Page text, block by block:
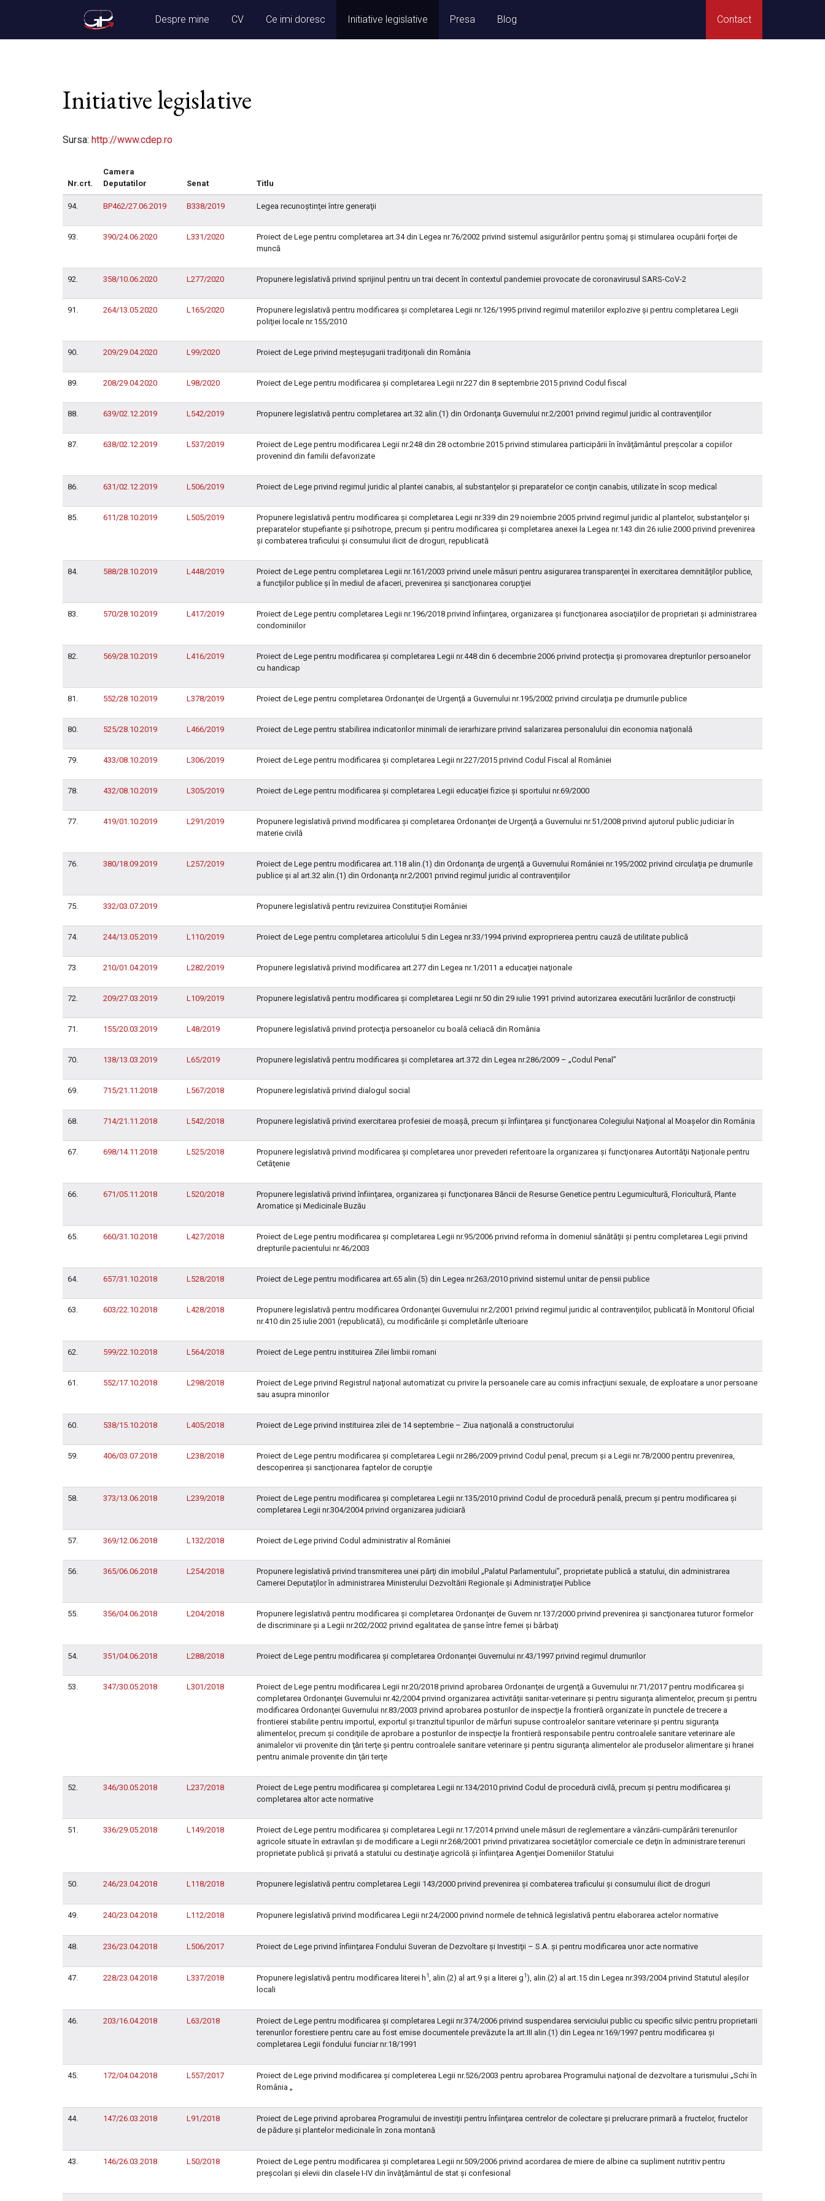
Despre mine CV Ce imi doresc Initiative legislative Presa Blog Contact
Initiative legislative
Sursa: http://www.cdep.ro
Nr.crt.
Camera
Deputatilor
Senat Titlu
94. BP462/27.06.2019 B338/2019 Legea recunoştinţei între generaţii
93. 390/24.06.2020 L331/2020
Proiect de Lege pentru completarea art.34 din Legea nr.76/2002 privind sistemul asigurărilor pentru şomaj şi stimularea ocupării forţei de
muncă
92. 358/10.06.2020 L277/2020 Propunere legislativă privind sprijinul pentru un trai decent în contextul pandemiei provocate de coronavirusul SARS-CoV-2
91. 264/13.05.2020 L165/2020
Propunere legislativă pentru modificarea şi completarea Legii nr.126/1995 privind regimul materiilor explozive şi pentru completarea Legii
poliţiei locale nr.155/2010
90. 209/29.04.2020 L99/2020 Proiect de Lege privind meşteşugarii tradiţionali din România
89. 208/29.04.2020 L98/2020 Proiect de Lege pentru modificarea şi completarea Legii nr.227 din 8 septembrie 2015 privind Codul fiscal
88. 639/02.12.2019 L542/2019 Propunere legislativă pentru completarea art.32 alin.(1) din Ordonanţa Guvernului nr.2/2001 privind regimul juridic al contravenţiilor
87. 638/02.12.2019 L537/2019
Proiect de Lege pentru modificarea Legii nr.248 din 28 octombrie 2015 privind stimularea participării în învăţământul preşcolar a copiilor
provenind din familii defavorizate
86. 631/02.12.2019 L506/2019 Proiect de Lege privind regimul juridic al plantei canabis, al substanţelor şi preparatelor ce conţin canabis, utilizate în scop medical
85. 611/28.10.2019 L505/2019
Propunere legislativă pentru modificarea şi completarea Legii nr.339 din 29 noiembrie 2005 privind regimul juridic al plantelor, substanţelor şi
preparatelor stupefiante şi psihotrope, precum şi pentru modificarea şi completarea anexei la Legea nr.143 din 26 iulie 2000 privind prevenirea
şi combaterea traficului şi consumului ilicit de droguri, republicată
84. 588/28.10.2019 L448/2019
Proiect de Lege pentru completarea Legii nr.161/2003 privind unele măsuri pentru asigurarea transparenţei în exercitarea demnităţilor publice,
a funcţiilor publice şi în mediul de afaceri, prevenirea şi sancţionarea corupţiei
83. 570/28.10.2019 L417/2019
Proiect de Lege pentru completarea Legii nr.196/2018 privind înfiinţarea, organizarea şi funcţionarea asociaţiilor de proprietari şi administrarea
condominiilor
82. 569/28.10.2019 L416/2019
Proiect de Lege pentru modificarea şi completarea Legii nr.448 din 6 decembrie 2006 privind protecţia şi promovarea drepturilor persoanelor
cu handicap
81. 552/28.10.2019 L378/2019 Proiect de Lege pentru completarea Ordonanţei de Urgenţă a Guvernului nr.195/2002 privind circulaţia pe drumurile publice
80. 525/28.10.2019 L466/2019 Proiect de Lege pentru stabilirea indicatorilor minimali de ierarhizare privind salarizarea personalului din economia naţională
79. 433/08.10.2019 L306/2019 Proiect de Lege pentru modificarea şi completarea Legii nr.227/2015 privind Codul Fiscal al României
78. 432/08.10.2019 L305/2019 Proiect de Lege pentru modificarea şi completarea Legii educaţiei fizice şi sportului nr.69/2000
77. 419/01.10.2019 L291/2019
Propunere legislativă privind modificarea şi completarea Ordonanţei de Urgenţă a Guvernului nr.51/2008 privind ajutorul public judiciar în
materie civilă
76. 380/18.09.2019 L257/2019
Proiect de Lege pentru modificarea art.118 alin.(1) din Ordonanţa de urgenţă a Guvernului României nr.195/2002 privind circulaţia pe drumurile
publice şi al art.32 alin.(1) din Ordonanţa nr.2/2001 privind regimul juridic al contravenţiilor
75. 332/03.07.2019 Propunere legislativă pentru revizuirea Constituţiei României
74. 244/13.05.2019 L110/2019 Proiect de Lege pentru completarea articolului 5 din Legea nr.33/1994 privind exproprierea pentru cauză de utilitate publică
73. 210/01.04.2019 L282/2019 Propunere legislativă privind modificarea art.277 din Legea nr.1/2011 a educaţiei naţionale
72. 209/27.03.2019 L109/2019 Propunere legislativă pentru modificarea şi completarea Legii nr.50 din 29 iulie 1991 privind autorizarea executării lucrărilor de construcţii
71. 155/20.03.2019 L48/2019 Propunere legislativă privind protecţia persoanelor cu boală celiacă din România
70. 138/13.03.2019 L65/2019 Propunere legislativă pentru modificarea şi completarea art.372 din Legea nr.286/2009 – „Codul Penal”
69. 715/21.11.2018 L567/2018 Propunere legislativă privind dialogul social
68. 714/21.11.2018 L542/2018 Propunere legislativă privind exercitarea profesiei de moaşă, precum şi înfiinţarea şi funcţionarea Colegiului Naţional al Moaşelor din România
67. 698/14.11.2018 L525/2018
Propunere legislativă privind modificarea şi completarea unor prevederi referitoare la organizarea şi funcţionarea Autorităţii Naţionale pentru
Cetăţenie
66. 671/05.11.2018 L520/2018
Propunere legislativă privind înfiinţarea, organizarea şi funcţionarea Băncii de Resurse Genetice pentru Legumicultură, Floricultură, Plante
Aromatice şi Medicinale Buzău
65. 660/31.10.2018 L427/2018
Proiect de Lege pentru modificarea şi completarea Legii nr.95/2006 privind reforma în domeniul sănătăţii şi pentru completarea Legii privind
drepturile pacientului nr.46/2003
64. 657/31.10.2018 L528/2018 Proiect de Lege pentru modificarea art.65 alin.(5) din Legea nr.263/2010 privind sistemul unitar de pensii publice
63. 603/22.10.2018 L428/2018
Propunere legislativă pentru modificarea Ordonanţei Guvernului nr.2/2001 privind regimul juridic al contravenţiilor, publicată în Monitorul Oficial
nr.410 din 25 iulie 2001 (republicată), cu modificările şi completările ulterioare
62. 599/22.10.2018 L564/2018 Proiect de Lege pentru instituirea Zilei limbii romani
61. 552/17.10.2018 L298/2018
Proiect de Lege privind Registrul naţional automatizat cu privire la persoanele care au comis infracţiuni sexuale, de exploatare a unor persoane
sau asupra minorilor
60. 538/15.10.2018 L405/2018 Proiect de Lege privind instituirea zilei de 14 septembrie – Ziua naţională a constructorului
59. 406/03.07.2018 L238/2018
Proiect de Lege pentru modificarea şi completarea Legii nr.286/2009 privind Codul penal, precum şi a Legii nr.78/2000 pentru prevenirea,
descoperirea şi sancţionarea faptelor de corupţie
58. 373/13.06.2018 L239/2018
Proiect de Lege pentru modificarea şi completarea Legii nr.135/2010 privind Codul de procedură penală, precum şi pentru modificarea şi
completarea Legii nr.304/2004 privind organizarea judiciară
57. 369/12.06.2018 L132/2018 Proiect de Lege privind Codul administrativ al României
56. 365/06.06.2018 L254/2018
Propunere legislativă privind transmiterea unei părţi din imobilul „Palatul Parlamentului”, proprietate publică a statului, din administrarea
Camerei Deputaţilor în administrarea Ministerului Dezvoltării Regionale şi Administraţiei Publice
55. 356/04.06.2018 L204/2018
Propunere legislativă pentru modificarea şi completarea Ordonanţei de Guvern nr.137/2000 privind prevenirea şi sancţionarea tuturor formelor
de discriminare şi a Legii nr.202/2002 privind egalitatea de şanse între femei şi bărbaţi
54. 351/04.06.2018 L288/2018 Proiect de Lege pentru modificarea şi completarea Ordonanţei Guvernului nr.43/1997 privind regimul drumurilor
53. 347/30.05.2018 L301/2018
Proiect de Lege pentru modificarea Legii nr.20/2018 privind aprobarea Ordonanţei de urgenţă a Guvernului nr.71/2017 pentru modificarea şi
completarea Ordonanţei Guvernului nr.42/2004 privind organizarea activităţii sanitar-veterinare şi pentru siguranţa alimentelor, precum şi pentru
modificarea Ordonanţei Guvernului nr.83/2003 privind aprobarea posturilor de inspecţie la frontieră organizate în punctele de trecere a
frontierei stabilite pentru importul, exportul şi tranzitul tipurilor de mărfuri supuse controalelor sanitare veterinare şi pentru siguranţa
alimentelor, precum şi condiţiile de aprobare a posturilor de inspecţie la frontieră responsabile pentru controalele sanitare veterinare ale
animalelor vii provenite din ţări terţe şi pentru controalele sanitare veterinare şi pentru siguranţa alimentelor ale produselor alimentare şi hranei
pentru animale provenite din ţări terţe
52. 346/30.05.2018 L237/2018
Proiect de Lege pentru modificarea şi completarea Legii nr.134/2010 privind Codul de procedură civilă, precum şi pentru modificarea şi
completarea altor acte normative
51. 336/29.05.2018 L149/2018
Proiect de Lege pentru modificarea şi completarea Legii nr.17/2014 privind unele măsuri de reglementare a vânzării-cumpărării terenurilor
agricole situate în extravilan şi de modificare a Legii nr.268/2001 privind privatizarea societăţilor comerciale ce deţin în administrare terenuri
proprietate publică şi privată a statului cu destinaţie agricolă şi înfiinţarea Agenţiei Domeniilor Statului
50. 246/23.04.2018 L118/2018 Propunere legislativă pentru completarea Legii 143/2000 privind prevenirea şi combaterea traficului şi consumului ilicit de droguri
49. 240/23.04.2018 L112/2018 Propunere legislativă privind modificarea Legii nr.24/2000 privind normele de tehnică legislativă pentru elaborarea actelor normative
48. 236/23.04.2018 L506/2017 Proiect de Lege privind înfiinţarea Fondului Suveran de Dezvoltare şi Investiţii – S.A. şi pentru modificarea unor acte normative
47. 228/23.04.2018 L337/2018 Propunere legislativă pentru modificarea literei h1 , alin.(2) al art.9 şi a literei g1), alin.(2) al art.15 din Legea nr.393/2004 privind Statutul aleşilor
locali
46. 203/16.04.2018 L63/2018
Proiect de Lege pentru modificarea şi completarea Legii nr.374/2006 privind suspendarea serviciului public cu specific silvic pentru proprietarii
terenurilor forestiere pentru care au fost emise documentele prevăzute la art.III alin.(1) din Legea nr.169/1997 pentru modificarea şi
completarea Legii fondului funciar nr.18/1991
45. 172/04.04.2018 L557/2017
Proiect de Lege privind modificarea şi completerea Legii nr.526/2003 pentru aprobarea Programului naţional de dezvoltare a turismului „Schi în
România „
44. 147/26.03.2018 L91/2018
Proiect de Lege privind aprobarea Programului de investiţii pentru înfiinţarea centrelor de colectare şi prelucrare primară a fructelor, fructelor
de pădure şi plantelor medicinale în zona montană
43. 146/26.03.2018 L50/2018
Proiect de Lege pentru modificarea şi completarea Legii nr.509/2006 privind acordarea de miere de albine ca supliment nutritiv pentru
preşcolari şi elevii din clasele I-IV din învăţământul de stat şi confesional